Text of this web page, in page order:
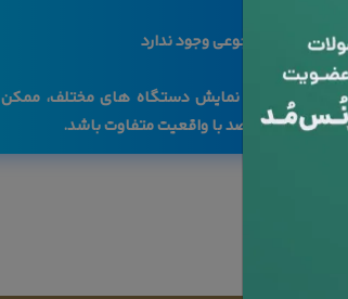
، امکان مرجوعی وجود ندارد
ها در صفحه نمایش دستگاه های مختلف، ممکن
متفاوت باشد.